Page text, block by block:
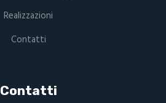
Realizzazioni
Contatti
Contatti